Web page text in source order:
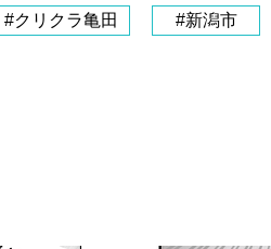
#クリクラ亀田 #新潟市